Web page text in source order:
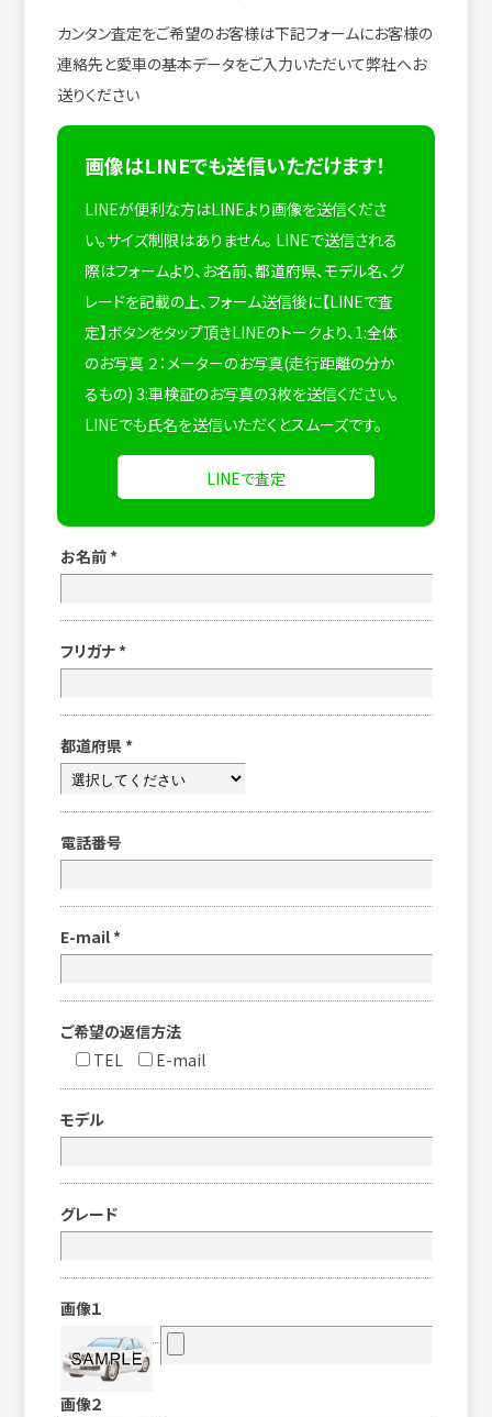
カンタン査定をご希望のお客様は下記フォームにお客様の
連絡先と愛車の基本データをご入力いただいて弊社へお
送りください
画像はLINEでも送信いただけます！
LINEが便利な方はLINEより画像を送信くださ
い。サイズ制限はありません。 LINEで送信される
際はフォームより、お名前、都道府県、モデル名、グ
レードを記載の上、フォーム送信後に【LINEで査
定】ボタンをタップ頂きLINEのトークより、1:全体
のお写真 ２：メーターのお写真(走行距離の分か
るもの) 3:車検証のお写真の3枚を送信ください。
LINEでも氏名を送信いただくとスムーズです。
LINEで査定
お名前 *
フリガナ *
都道府県 *
電話番号
E-mail *
ご希望の返信方法
TEL
E-mail
モデル
グレード
画像１
画像２